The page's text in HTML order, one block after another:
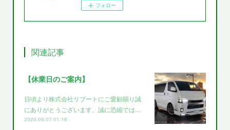
フォロー
関連記事
【休業日のご案内】
日頃より株式会社リブートにご愛顧賜り誠
にありがとうございます。誠に恐縮では…
2026.08.07 01:18